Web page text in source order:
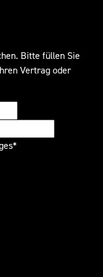
Bitte füllen Sie
Vertrag oder